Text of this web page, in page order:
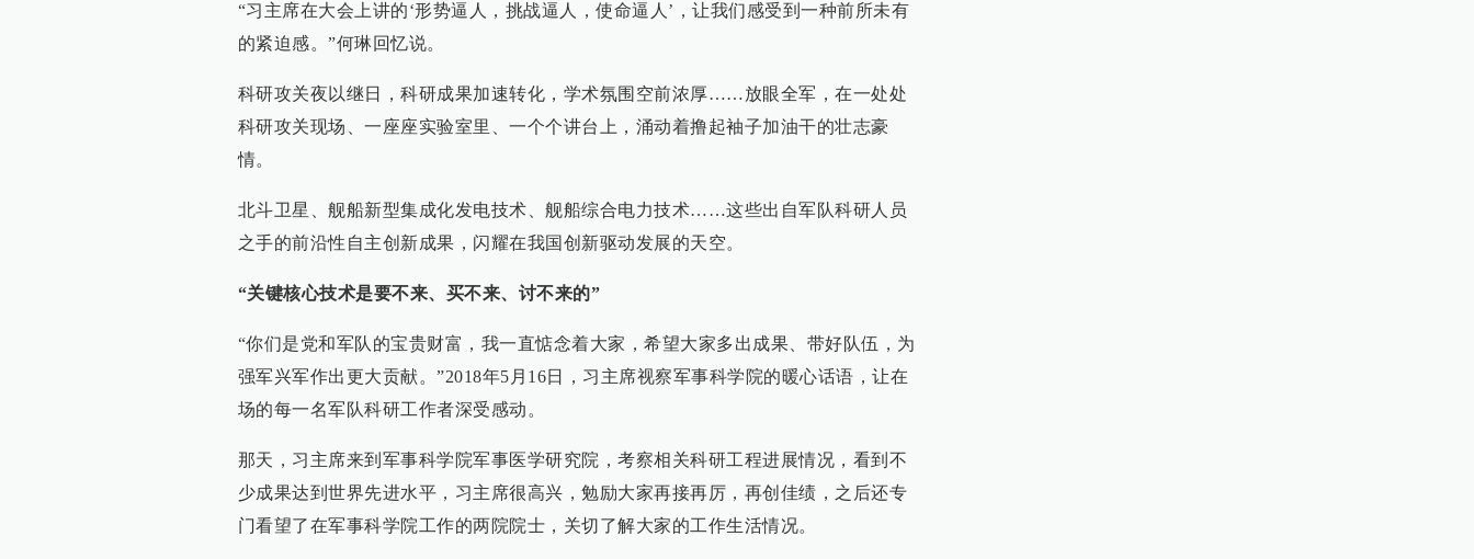
“习主席在大会上讲的‘形势逼人，挑战逼人，使命逼人’，让我们感受到一种前所未有
的紧迫感。”何琳回忆说。
科研攻关夜以继日，科研成果加速转化，学术氛围空前浓厚……放眼全军，在一处处
科研攻关现场、一座座实验室里、一个个讲台上，涌动着撸起袖子加油干的壮志豪
情。
北斗卫星、舰船新型集成化发电技术、舰船综合电力技术……这些出自军队科研人员
之手的前沿性自主创新成果，闪耀在我国创新驱动发展的天空。
“关键核心技术是要不来、买不来、讨不来的”
“你们是党和军队的宝贵财富，我一直惦念着大家，希望大家多出成果、带好队伍，为
强军兴军作出更大贡献。”2018年5月16日，习主席视察军事科学院的暖心话语，让在
场的每一名军队科研工作者深受感动。
那天，习主席来到军事科学院军事医学研究院，考察相关科研工程进展情况，看到不
少成果达到世界先进水平，习主席很高兴，勉励大家再接再厉，再创佳绩，之后还专
门看望了在军事科学院工作的两院院士，关切了解大家的工作生活情况。